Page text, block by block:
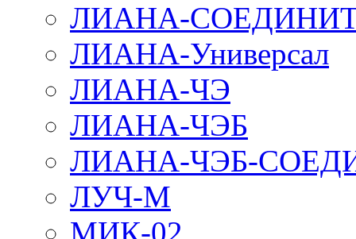
ЛИАНА-
ЛИАНА-Универсал
ЛИАНА-ЧЭ
ЛИАНА-ЧЭБ
ЛИАНА-ЧЭБ-
ЛУЧ-М